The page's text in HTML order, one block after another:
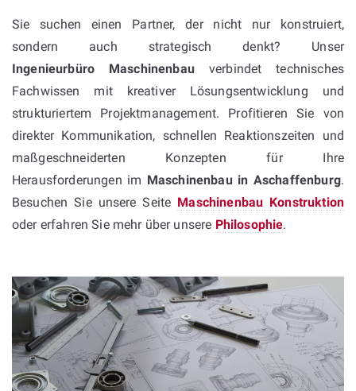
Sie suchen einen Partner, der nicht nur konstruiert,
sondern auch strategisch denkt? Unser
Ingenieurbüro Maschinenbauverbindet technisches
Fachwissen mit kreativer Lösungsentwicklung und
strukturiertem Projektmanagement. Profitieren Sie von
direkter Kommunikation, schnellen Reaktionszeiten und
maßgeschneiderten Konzepten für Ihre
Herausforderungen im Maschinenbau in Aschaffenburg.
Besuchen Sie unsere Seite Maschinenbau Konstruktion
oder erfahren Sie mehr über unsere Philosophie.